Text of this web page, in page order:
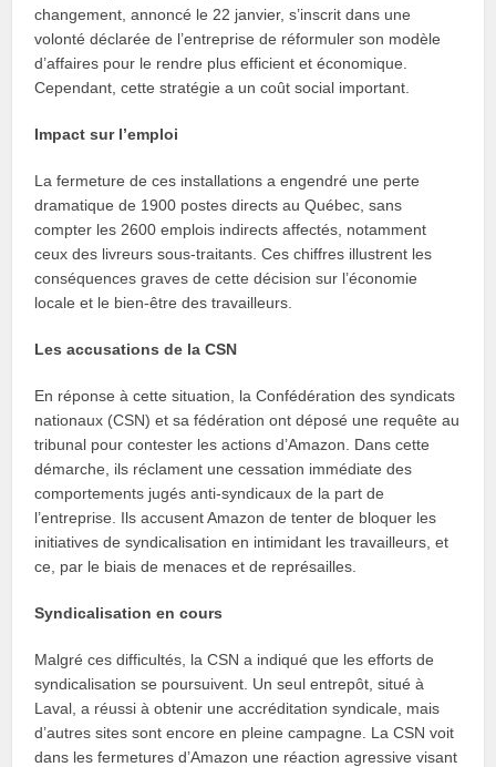
changement, annoncé le 22 janvier, s’inscrit dans une
volonté déclarée de l’entreprise de réformuler son modèle
d’affaires pour le rendre plus efficient et économique.
Cependant, cette stratégie a un coût social important.
Impact sur l’emploi
La fermeture de ces installations a engendré une perte
dramatique de 1900 postes directs au Québec, sans
compter les 2600 emplois indirects affectés, notamment
ceux des livreurs sous-traitants. Ces chiffres illustrent les
conséquences graves de cette décision sur l’économie
locale et le bien-être des travailleurs.
Les accusations de la CSN
En réponse à cette situation, la Confédération des syndicats
nationaux (CSN) et sa fédération ont déposé une requête au
tribunal pour contester les actions d’Amazon. Dans cette
démarche, ils réclament une cessation immédiate des
comportements jugés anti-syndicaux de la part de
l’entreprise. Ils accusent Amazon de tenter de bloquer les
initiatives de syndicalisation en intimidant les travailleurs, et
ce, par le biais de menaces et de représailles.
Syndicalisation en cours
Malgré ces difficultés, la CSN a indiqué que les efforts de
syndicalisation se poursuivent. Un seul entrepôt, situé à
Laval, a réussi à obtenir une accréditation syndicale, mais
d’autres sites sont encore en pleine campagne. La CSN voit
dans les fermetures d’Amazon une réaction agressive visant